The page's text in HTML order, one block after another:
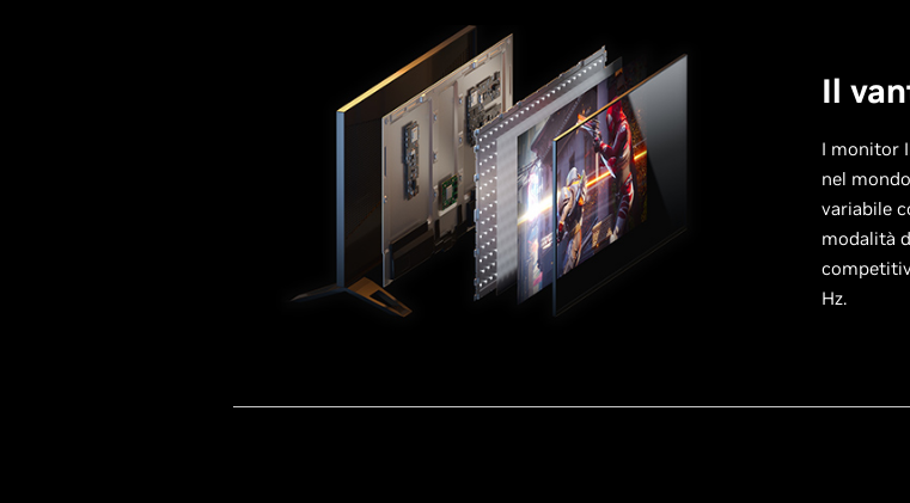
Il
I monitor
nel
variabile
modalità
Hz.